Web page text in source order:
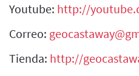
Youtube: http://
Correo:
Tienda: http://